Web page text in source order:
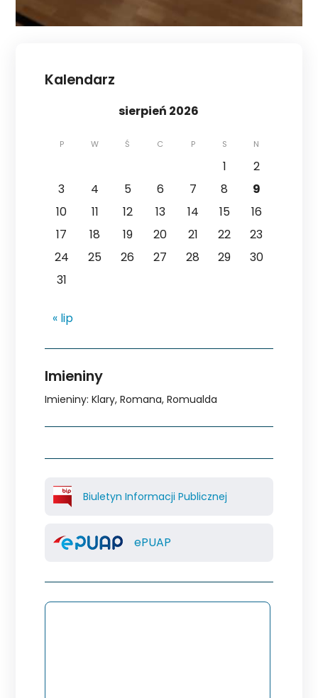
Kalendarz
sierpień 2026
P W Ś C P S N
1
2
3
4 5 6 7 8
9
10
11 12 13 14 15
16
17
18 19 20 21 22
23
24
25 26 27 28 29
30
31
« lip
Imieniny
Imieniny: Klary, Romana, Romualda
Biuletyn Informacji Publicznej
ePUAP